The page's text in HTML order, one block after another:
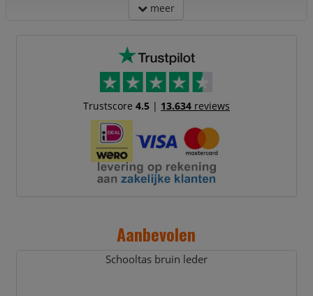
meer
Trustscore 4.5| 13.634reviews
Aanbevolen
Schooltas bruin leder